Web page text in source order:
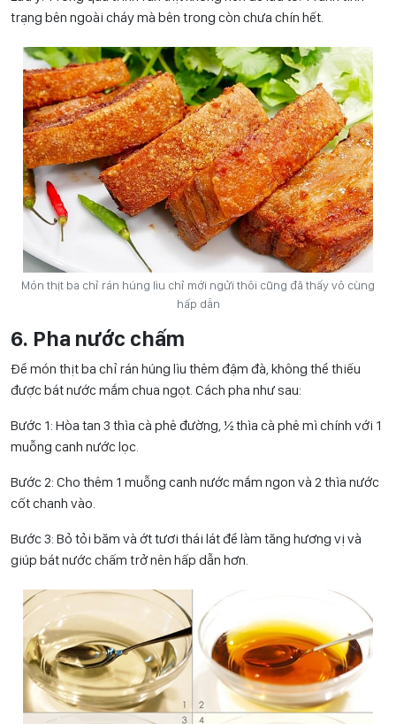
trạng bên ngoài cháy mà bên trong còn chưa chín hết.
Món thịt ba chỉ rán húng lìu chỉ mới ngửi thôi cũng đã thấy vô cùng
hấp dẫn
6. Pha nước chấm
Để món thịt ba chỉ rán húng lìu thêm đậm đà, không thể thiếu
được bát nước mắm chua ngọt. Cách pha như sau:
Bước 1: Hòa tan 3 thìa cà phê đường, ½ thìa cà phê mì chính với 1
muỗng canh nước lọc.
Bước 2: Cho thêm 1 muỗng canh nước mắm ngon và 2 thìa nước
cốt chanh vào.
Bước 3: Bỏ tỏi băm và ớt tươi thái lát để làm tăng hương vị và
giúp bát nước chấm trở nên hấp dẫn hơn.